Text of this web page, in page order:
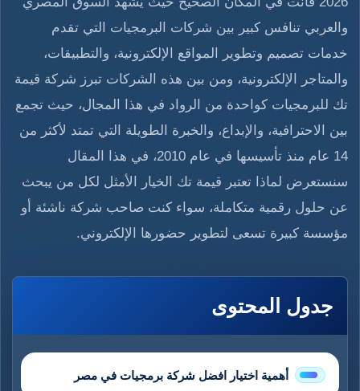
والعربي تنافس كبير بين شركات البرمجيات التي تقدم
خدمات تصميم وتطوير المواقع الإلكترونية، والتطبيقات،
والمتاجر الإلكترونية، ومن بين هذه الشركات تبرز شركة قيمة
تك للبرمجيات كواحدة من الرواد في هذا المجال، حيث تجمع
بين الاحترافية، والإبداع، والخبرة الطويلة التي تمتد لأكثر من
14 عام منذ تأسيسها في عام 2010، في هذا المقال
سنستعرض لماذا تعتبر قيمة تك الخيار الأمثل لكل من يبحث
عن حلول رقمية متكاملة، سواء كنت صاحب شركة ناشئة أو
مؤسسة كبيرة تسعى لتطوير حضورها الإلكتروني.
جدول المحتوى
أهمية اختيار افضل شركة برمجيات في مصر